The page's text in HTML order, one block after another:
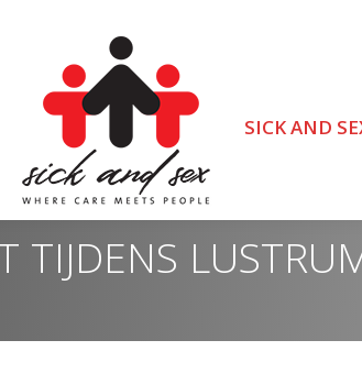
SICK AND
TIJDENS